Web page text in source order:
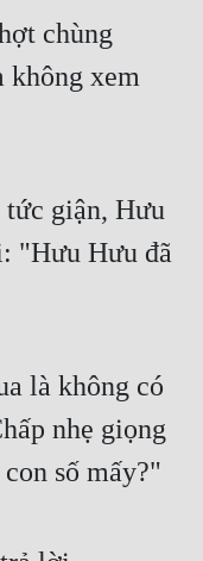
chùng
không xem
tức giận, Hưu
"Hưu Hưu đã
là không có
nhẹ giọng
số mấy?"